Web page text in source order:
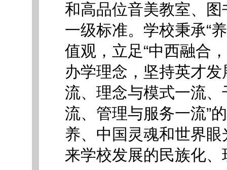
和高品位音美教室、
一级标准。学校秉承“
值观，立足“中西融合
办学理念，坚持英才
流、理念与模式一流
流、管理与服务一流”
养、中国灵魂和世界
来学校发展的民族化